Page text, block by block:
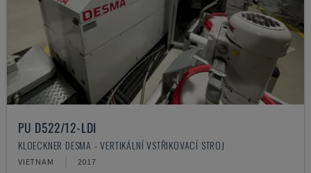
PU D522/12-LDI
KLOECKNER DESMA - VERTIKÁLNÍ VSTŘIKOVACÍ STROJ
VIETNAM 2017